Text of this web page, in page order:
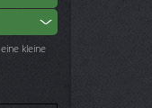
kleine